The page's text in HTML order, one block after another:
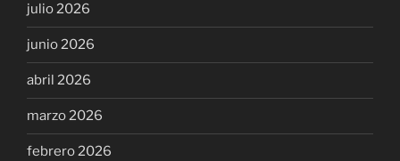
julio 2026
junio 2026
abril 2026
marzo 2026
febrero 2026